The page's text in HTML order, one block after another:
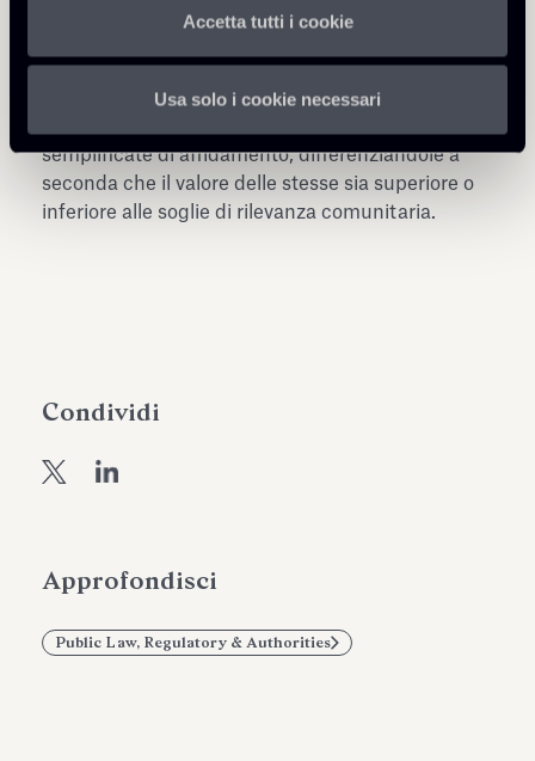
Accetta tutti i cookie
Usa solo i cookie necessari
Approfondisci
Public Law, Regulatory & Authorities
IX del codice dei contratti pubblici, viene chiarito
esclusi a norma dell’articolo 17, comma 1, lettera
d). I relativi affidamenti costituiscono appalti, per i
semplificate di affidamento, differenziandole a
seconda che il valore delle stesse sia superiore o
inferiore alle soglie di rilevanza comunitaria.
Condividi